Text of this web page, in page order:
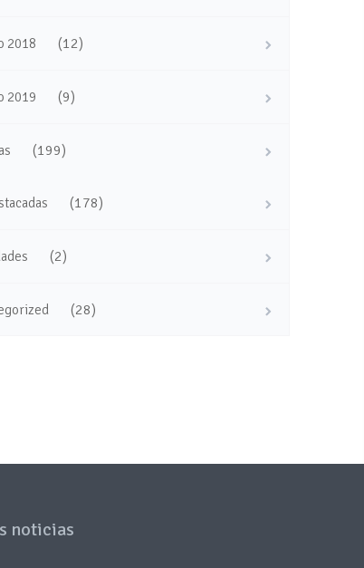
2018 (12)
2019 (9)
(199)
(178)
(2)
(28)
noticias